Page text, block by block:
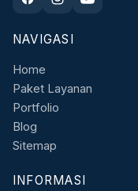
NAVIGASI
Home
Paket Layanan
Portfolio
Blog
Sitemap
INFORMASI